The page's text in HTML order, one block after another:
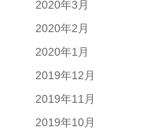
2020年3月
2020年2月
2020年1月
2019年12月
2019年11月
2019年10月